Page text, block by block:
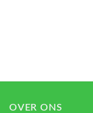
OVER ONS